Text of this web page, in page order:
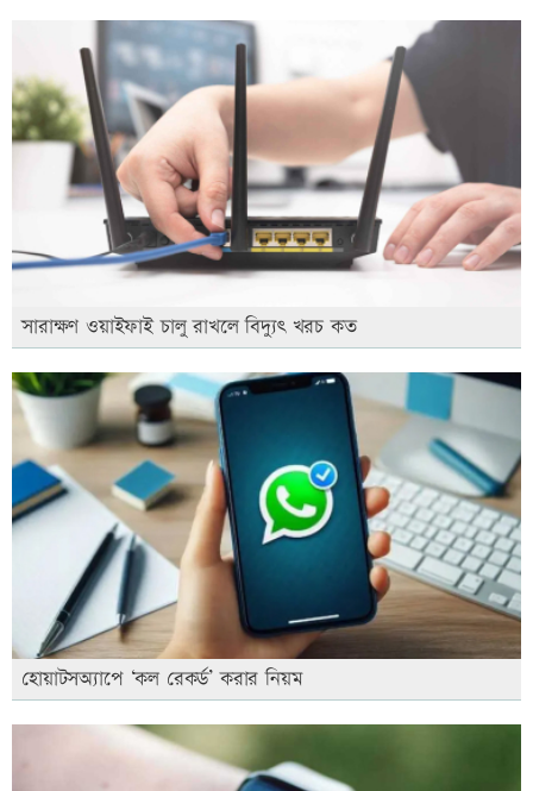
সারাক্ষণ ওয়াইফাই চালু রাখলে বিদ্যুৎ খরচ কত
হোয়াটসঅ্যাপে ‘কল রেকর্ড’ করার নিয়ম